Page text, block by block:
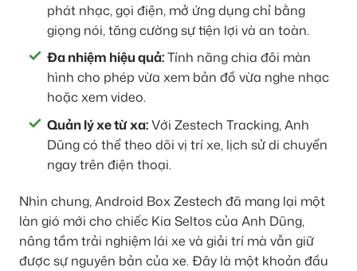
phát nhạc, gọi điện, mở ứng dụng chỉ bằng
giọng nói, tăng cường sự tiện lợi và an toàn.
Đa nhiệm hiệu quả:Tính năng chia đôi màn
hình cho phép vừa xem bản đồ vừa nghe nhạc
hoặc xem video.
Quản lý xe từ xa:Với Zestech Tracking, Anh
Dũng có thể theo dõi vị trí xe, lịch sử di chuyển
ngay trên điện thoại.
Nhìn chung, Android Box Zestech đã mang lại một
làn gió mới cho chiếc Kia Seltos của Anh Dũng,
nâng tầm trải nghiệm lái xe và giải trí mà vẫn giữ
được sự nguyên bản của xe. Đây là một khoản đầu